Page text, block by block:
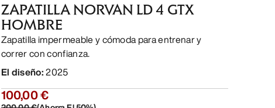
ZAPATILLA NORVAN LD 4 GTX
HOMBRE
Zapatilla impermeable y cómoda para entrenar y
correr con confianza.
El diseño:2025
100,00 €